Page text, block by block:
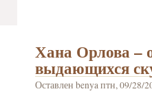
Хана Орлова –
выдающихся
Оставлен benyaптн, 09/28/